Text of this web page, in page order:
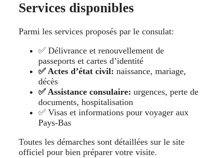
Services disponibles
Parmi les services proposés par le consulat:
✅ Délivrance et renouvellement de
passeports et cartes d’identité
✅ Actes d’état civil: naissance, mariage,
décès
✅ Assistance consulaire: urgences, perte de
documents, hospitalisation
✅ Visas et informations pour voyager aux
Pays-Bas
Toutes les démarches sont détaillées sur le site
officiel pour bien préparer votre visite.